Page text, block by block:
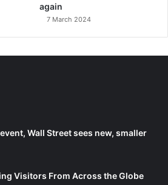
again
7 March 2024
Wall Street sees new, smaller
Visitors From Across the Globe